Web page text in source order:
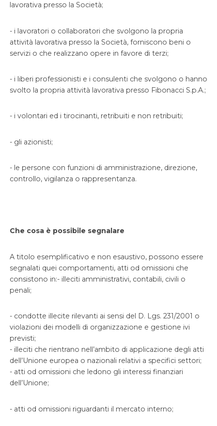
lavorativa presso la Società;
- i lavoratori o collaboratori che svolgono la propria
attività lavorativa presso la Società, forniscono beni o
servizi o che realizzano opere in favore di terzi;
- i liberi professionisti e i consulenti che svolgono o hanno
svolto la propria attività lavorativa presso Fibonacci S.p.A.;
- i volontari ed i tirocinanti, retribuiti e non retribuiti;
- gli azionisti;
- le persone con funzioni di amministrazione, direzione,
controllo, vigilanza o rappresentanza.
Che cosa è possibile segnalare
A titolo esemplificativo e non esaustivo, possono essere
segnalati quei comportamenti, atti od omissioni che
consistono in:- illeciti amministrativi, contabili, civili o
penali;
- condotte illecite rilevanti ai sensi del D. Lgs. 231/2001 o
violazioni dei modelli di organizzazione e gestione ivi
previsti;
- illeciti che rientrano nell’ambito di applicazione degli atti
dell’Unione europea o nazionali relativi a specifici settori;
- atti od omissioni che ledono gli interessi finanziari
dell’Unione;
- atti od omissioni riguardanti il mercato interno;